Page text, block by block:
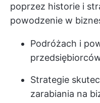
poprzez historie i
powodzenie w
Podróżach i
Strategie
zarabiania na